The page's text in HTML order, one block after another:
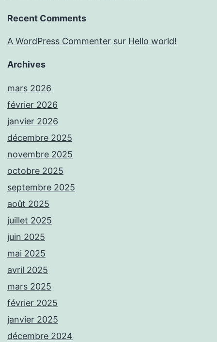
Recent Comments
A WordPress Commenter sur Hello world!
Archives
mars 2026
février 2026
janvier 2026
décembre 2025
novembre 2025
octobre 2025
septembre 2025
août 2025
juillet 2025
juin 2025
mai 2025
avril 2025
mars 2025
février 2025
janvier 2025
décembre 2024